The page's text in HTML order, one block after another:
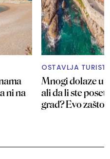
ni na
OSTAVLJA
Mnogi dolaze u
ali da li ste
grad? Evo zašto